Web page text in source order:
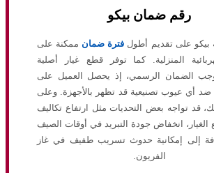
رقم ضمان بيكو
على تقديم أطول فترة ضمان ممكنة على
المنزلية. كما توفر قطع غيار أصلية
الضمان الرسمي، إذ يحصل العميل على
ضد أي عيوب تصنيعية قد تظهر بالأجهزة. وعلى
قد تواجه بعض التحديات مثل ارتفاع تكاليف
الغيار، انخفاض جودة التبريد في أوقات الصيف
إلى إمكانية حدوث تسريب طفيف في غاز
الفريون.